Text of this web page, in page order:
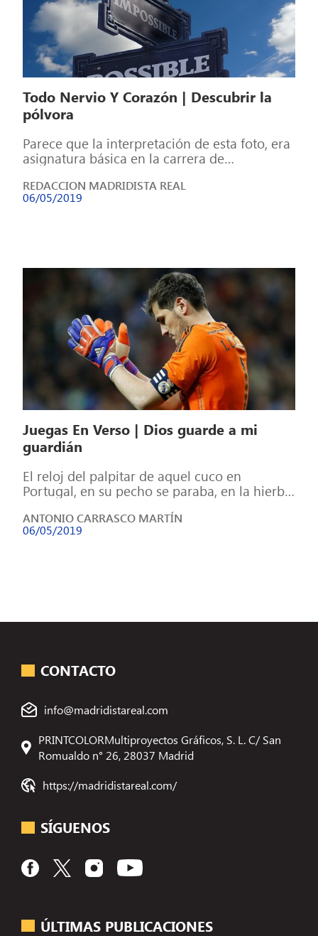
Todo Nervio Y Corazón | Descubrir la
pólvora
Parece que la interpretación de esta foto, era
asignatura básica en la carrera de
REDACCION MADRIDISTA REAL
06/05/2019
Juegas En Verso | Dios guarde a mi
guardián
El reloj del palpitar de aquel cuco en
Portugal, en su pecho se paraba, en la hierba,
ANTONIO CARRASCO MARTÍN
06/05/2019
ÚLTIMAS PUBLICACIONES
CONTACTO
info@madridistareal.com
PRINTCOLORMultiproyectos Gráficos, S. L. C/ San
Romualdo n° 26, 28037 Madrid
https://madridistareal.com/
SÍGUENOS